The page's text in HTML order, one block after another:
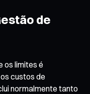
de
os limites é
custos de
normalmente tanto